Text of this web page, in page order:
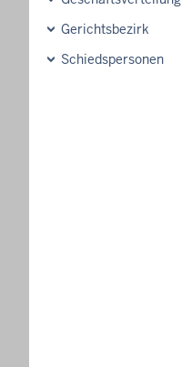
Gerichtsbezirk
Schiedspersonen